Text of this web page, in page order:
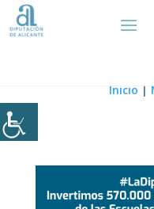
Inicio |